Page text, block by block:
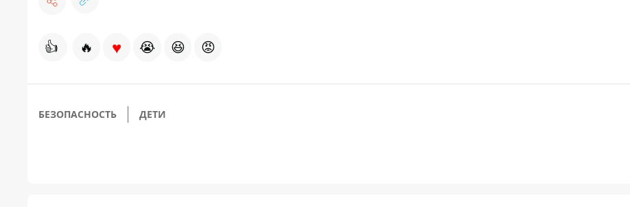
👍 🔥 ♥ 😭 😆 😡
БЕЗОПАСНОСТЬ ДЕТИ